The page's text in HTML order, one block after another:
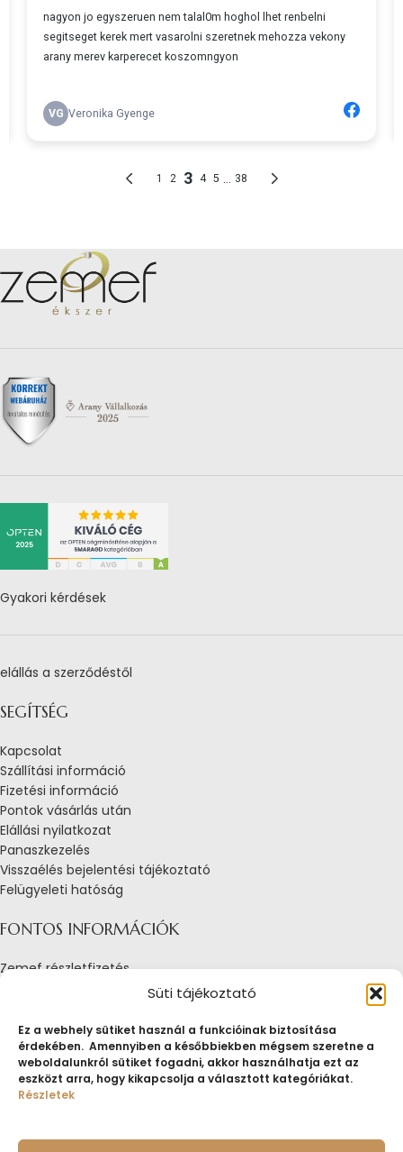
Süti tájékoztató
Ez a webhely sütiket használ a funkcióinak biztosítása
érdekében. Amennyiben a későbbiekben mégsem szeretne a
weboldalunkról sütiket fogadni, akkor használhatja ezt az
eszközt arra, hogy kikapcsolja a választott kategóriákat.
Részletek
Gyakori kérdések
elállás a szerződéstől
SEGÍTSÉG
Kapcsolat
Szállítási információ
Fizetési információ
Pontok vásárlás után
Elállási nyilatkozat
Panaszkezelés
Visszaélés bejelentési tájékoztató
Felügyeleti hatóság
FONTOS INFORMÁCIÓK
Zemef részletfizetés
Adatkezelési tájékoztató
Tájékoztató sütik alkalmazásáról
Fogyasztóvédelmi tájékoztató
Jogi nyilatkozat
Impresszum